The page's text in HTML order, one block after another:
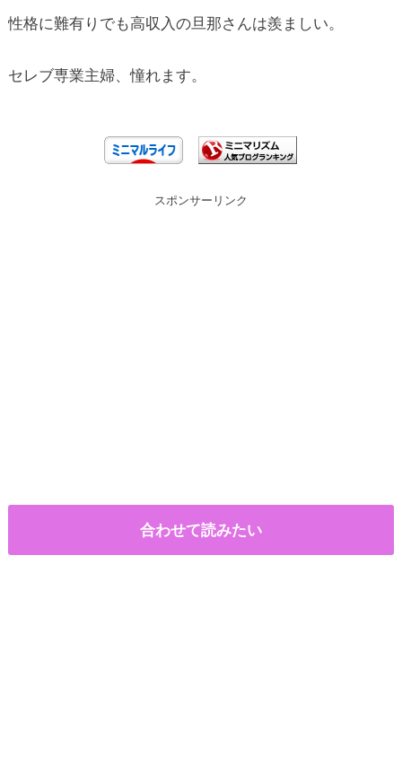
性格に難有りでも高収入の旦那さんは羨ましい。
セレブ専業主婦、憧れます。
スポンサーリンク
合わせて読みたい